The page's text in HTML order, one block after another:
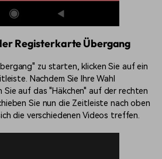
Registerkarte Übergang
zu starten, klicken Sie auf ein
Nachdem Sie Ihre Wahl
auf das "Häkchen" auf der rechten
Sie nun die Zeitleiste nach oben
die verschiedenen Videos treffen.